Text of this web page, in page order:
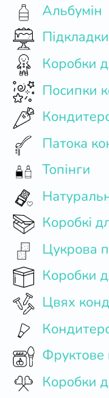
Альбумін
Коробки
Посипки
Патока
Топінги
Коробкі
Цукрова
Коробки
Цвях
Коробки